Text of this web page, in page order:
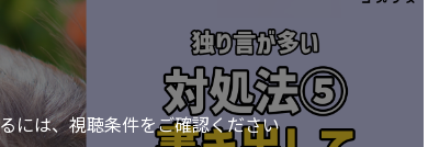
には、視聴条件をご確認ください